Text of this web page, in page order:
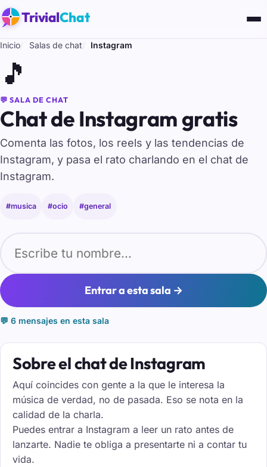
TrivialChat
Inicio Salas de chat Instagram
🎵
💬 SALA DE CHAT
Chat de Instagram gratis
Comenta las fotos, los reels y las tendencias de
Instagram, y pasa el rato charlando en el chat de
Instagram.
#musica #ocio #general
Entrar a esta sala →
💬 6 mensajes en esta sala
Sobre el chat de Instagram
Aquí coincides con gente a la que le interesa la
música de verdad, no de pasada. Eso se nota en la
calidad de la charla.
Puedes entrar a Instagram a leer un rato antes de
lanzarte. Nadie te obliga a presentarte ni a contar tu
vida.